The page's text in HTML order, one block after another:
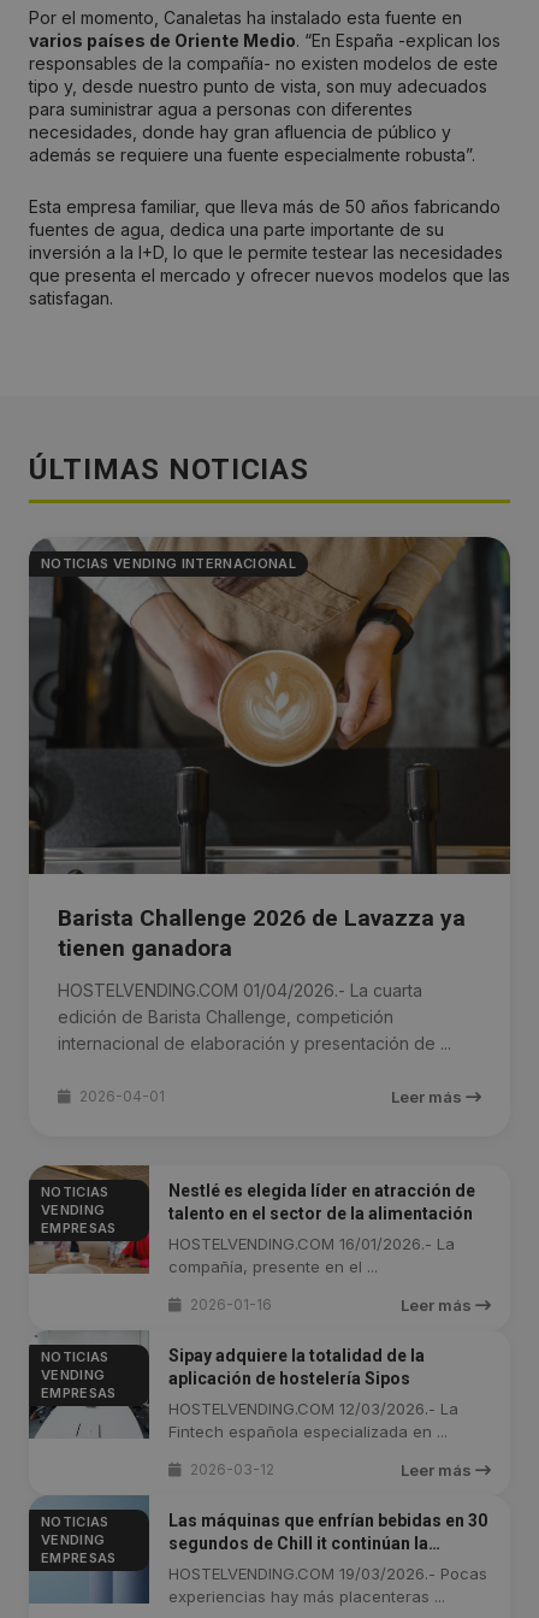
Por el momento, Canaletas ha instalado esta fuente en
varios países de Oriente Medio. “En España -explican los
responsables de la compañía- no existen modelos de este
tipo y, desde nuestro punto de vista, son muy adecuados
para suministrar agua a personas con diferentes
necesidades, donde hay gran afluencia de público y
además se requiere una fuente especialmente robusta”.
Esta empresa familiar, que lleva más de 50 años fabricando
fuentes de agua, dedica una parte importante de su
inversión a la I+D, lo que le permite testear las necesidades
que presenta el mercado y ofrecer nuevos modelos que las
satisfagan.
ÚLTIMAS NOTICIAS
NOTICIAS VENDING INTERNACIONAL
Barista Challenge 2026 de Lavazza ya
tienen ganadora
HOSTELVENDING.COM 01/04/2026.- La cuarta
edición de Barista Challenge, competición
internacional de elaboración y presentación de ...
2026-04-01 Leer más
NOTICIAS
VENDING
EMPRESAS
Nestlé es elegida líder en atracción de
talento en el sector de la alimentación
HOSTELVENDING.COM 16/01/2026.- La
compañía, presente en el ...
2026-01-16 Leer más
NOTICIAS
VENDING
EMPRESAS
Sipay adquiere la totalidad de la
aplicación de hostelería Sipos
HOSTELVENDING.COM 12/03/2026.- La
Fintech española especializada en ...
2026-03-12 Leer más
NOTICIAS
VENDING
EMPRESAS
Las máquinas que enfrían bebidas en 30
segundos de Chill it continúan la
expansión en estaciones de servicio en
Uruguay
HOSTELVENDING.COM 19/03/2026.- Pocas
experiencias hay más placenteras ...